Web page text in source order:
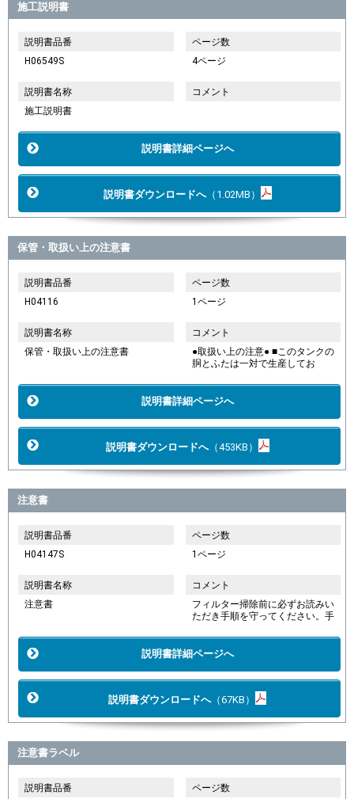
施工説明書
説明書品番
H06549S
ページ数
4ページ
説明書名称
施工説明書
コメント
説明書詳細ページへ
説明書ダウンロードへ（1.02MB）
保管・取扱い上の注意書
説明書品番
H04116
ページ数
1ページ
説明書名称
保管・取扱い上の注意書
コメント
●取扱い上の注意● ■このタンクの
胴とふたは一対で生産してお
説明書詳細ページへ
説明書ダウンロードへ（453KB）
注意書
説明書品番
H04147S
ページ数
1ページ
説明書名称
注意書
コメント
フィルター掃除前に必ずお読みい
ただき手順を守ってください。手
説明書詳細ページへ
説明書ダウンロードへ（67KB）
注意書ラベル
説明書品番 ページ数